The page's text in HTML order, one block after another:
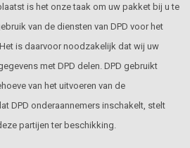
is het onze taak om uw pakket bij u te
van de diensten van DPD voor het
is daarvoor noodzakelijk dat wij uw
met DPD delen. DPD gebruikt
van het uitvoeren van de
DPD onderaannemers inschakelt, stelt
partijen ter beschikking.